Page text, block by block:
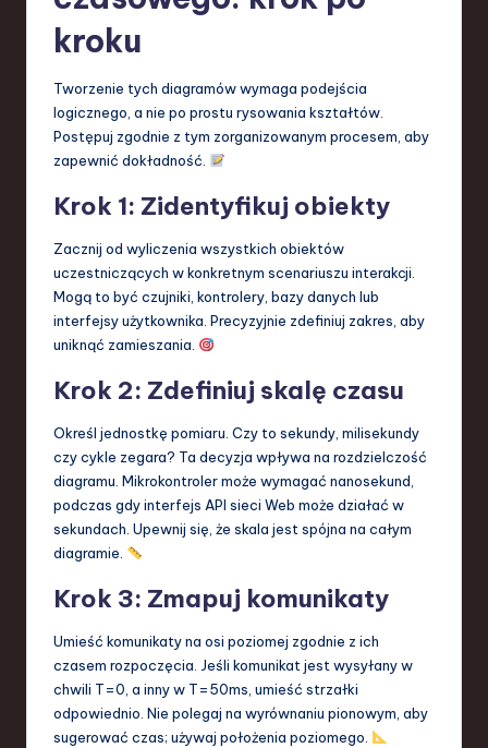
kroku
Tworzenie tych diagramów wymaga podejścia
logicznego, a nie po prostu rysowania kształtów.
Postępuj zgodnie z tym zorganizowanym procesem, aby
zapewnić dokładność.
Krok 1: Zidentyfikuj obiekty
Zacznij od wyliczenia wszystkich obiektów
uczestniczących w konkretnym scenariuszu interakcji.
Mogą to być czujniki, kontrolery, bazy danych lub
interfejsy użytkownika. Precyzyjnie zdefiniuj zakres, aby
uniknąć zamieszania.
Krok 2: Zdefiniuj skalę czasu
Określ jednostkę pomiaru. Czy to sekundy, milisekundy
czy cykle zegara? Ta decyzja wpływa na rozdzielczość
diagramu. Mikrokontroler może wymagać nanosekund,
podczas gdy interfejs API sieci Web może działać w
sekundach. Upewnij się, że skala jest spójna na całym
diagramie.
Krok 3: Zmapuj komunikaty
Umieść komunikaty na osi poziomej zgodnie z ich
czasem rozpoczęcia. Jeśli komunikat jest wysyłany w
chwili T=0, a inny w T=50ms, umieść strzałki
odpowiednio. Nie polegaj na wyrównaniu pionowym, aby
sugerować czas; używaj położenia poziomego.